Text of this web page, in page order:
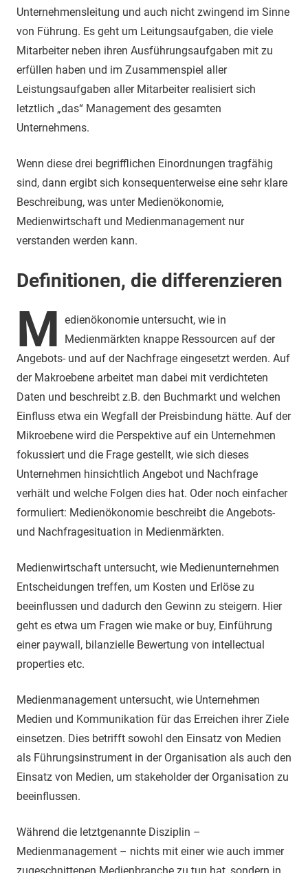
Unternehmensleitung und auch nicht zwingend im Sinne
von Führung. Es geht um Leitungsaufgaben, die viele
Mitarbeiter neben ihren Ausführungsaufgaben mit zu
erfüllen haben und im Zusammenspiel aller
Leistungsaufgaben aller Mitarbeiter realisiert sich
letztlich „das“ Management des gesamten
Unternehmens.
Wenn diese drei begrifflichen Einordnungen tragfähig
sind, dann ergibt sich konsequenterweise eine sehr klare
Beschreibung, was unter Medienökonomie,
Medienwirtschaft und Medienmanagement nur
verstanden werden kann.
Definitionen, die differenzieren
M edienökonomie untersucht, wie in
Medienmärkten knappe Ressourcen auf der
Angebots- und auf der Nachfrage eingesetzt werden. Auf
der Makroebene arbeitet man dabei mit verdichteten
Daten und beschreibt z.B. den Buchmarkt und welchen
Einfluss etwa ein Wegfall der Preisbindung hätte. Auf der
Mikroebene wird die Perspektive auf ein Unternehmen
fokussiert und die Frage gestellt, wie sich dieses
Unternehmen hinsichtlich Angebot und Nachfrage
verhält und welche Folgen dies hat. Oder noch einfacher
formuliert: Medienökonomie beschreibt die Angebots-
und Nachfragesituation in Medienmärkten.
Medienwirtschaft untersucht, wie Medienunternehmen
Entscheidungen treffen, um Kosten und Erlöse zu
beeinflussen und dadurch den Gewinn zu steigern. Hier
geht es etwa um Fragen wie make or buy, Einführung
einer paywall, bilanzielle Bewertung von intellectual
properties etc.
Medienmanagement untersucht, wie Unternehmen
Medien und Kommunikation für das Erreichen ihrer Ziele
einsetzen. Dies betrifft sowohl den Einsatz von Medien
als Führungsinstrument in der Organisation als auch den
Einsatz von Medien, um stakeholder der Organisation zu
beeinflussen.
Während die letztgenannte Disziplin –
Medienmanagement – nichts mit einer wie auch immer
zugeschnittenen Medienbranche zu tun hat, sondern in